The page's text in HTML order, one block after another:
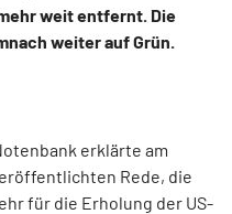
weit entfernt. Die
weiter auf Grün.
erklärte am
Rede, die
für die Erholung der US-